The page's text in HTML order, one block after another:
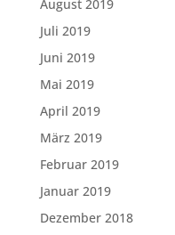
August 2019
Juli 2019
Juni 2019
Mai 2019
April 2019
März 2019
Februar 2019
Januar 2019
Dezember 2018